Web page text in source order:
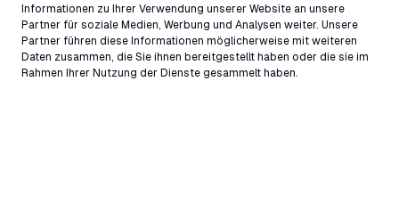
Informationen zu Ihrer Verwendung unserer Website an unsere
Partner für soziale Medien, Werbung und Analysen weiter. Unsere
Partner führen diese Informationen möglicherweise mit weiteren
Daten zusammen, die Sie ihnen bereitgestellt haben oder die sie im
Rahmen Ihrer Nutzung der Dienste gesammelt haben.